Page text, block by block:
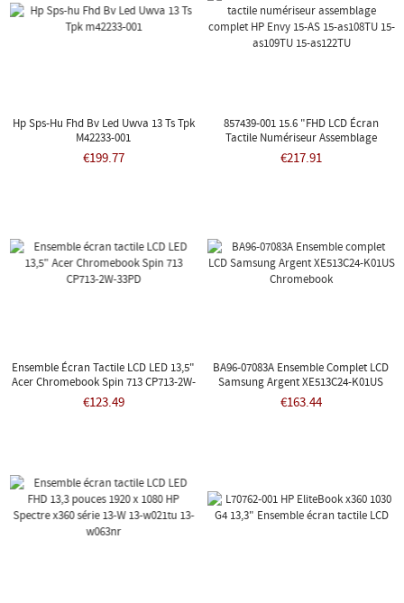
Hp Sps-Hu Fhd Bv Led Uwva 13 Ts Tpk
M42233-001
€199.77
857439-001 15.6 "FHD LCD Écran
Tactile Numériseur Assemblage
Complet HP Envy 15-AS 15-As108TU 15-
As109TU 15-As122TU
€217.91
Ensemble Écran Tactile LCD LED 13,5"
Acer Chromebook Spin 713 CP713-2W-
33PD
€123.49
BA96-07083A Ensemble Complet LCD
Samsung Argent XE513C24-K01US
Chromebook
€163.44